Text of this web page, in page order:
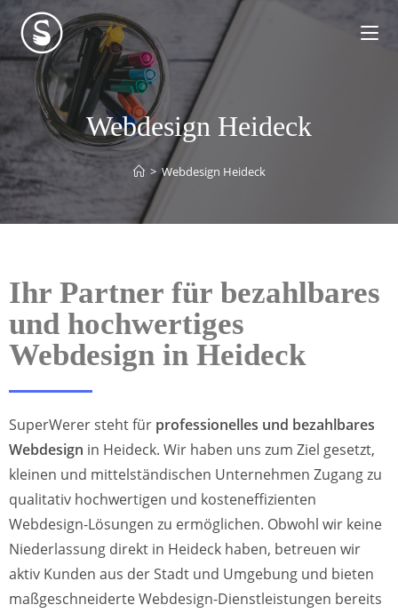
Webdesign Heideck
> Webdesign Heideck
Ihr Partner für bezahlbares
und hochwertiges
Webdesign in Heideck
SuperWerer steht für professionelles und bezahlbares
Webdesign in Heideck. Wir haben uns zum Ziel gesetzt,
kleinen und mittelständischen Unternehmen Zugang zu
qualitativ hochwertigen und kosteneffizienten
Webdesign-Lösungen zu ermöglichen. Obwohl wir keine
Niederlassung direkt in Heideck haben, betreuen wir
aktiv Kunden aus der Stadt und Umgebung und bieten
maßgeschneiderte Webdesign-Dienstleistungen bereits